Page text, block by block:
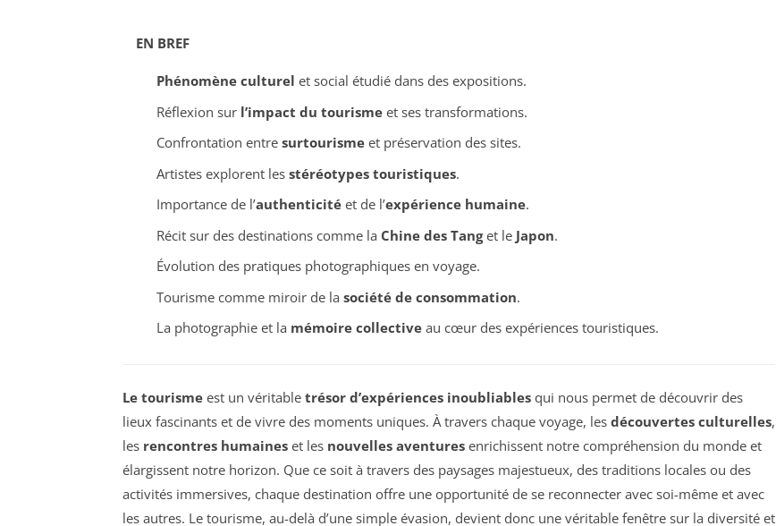
EN BREF
Phénomène culturel et social étudié dans des expositions.
Réflexion sur l’impact du tourismeet ses transformations.
Confrontation entre surtourismeet préservation des sites.
Artistes explorent les stéréotypes touristiques.
Importance de l’authenticitéet de l’expérience humaine.
Récit sur des destinations comme la Chine des Tanget le Japon.
Évolution des pratiques photographiques en voyage.
Tourisme comme miroir de la société de consommation.
La photographie et la mémoire collectiveau cœur des expériences touristiques.
Le tourisme est un véritable trésor d’expériences inoubliables qui nous permet de découvrir des
lieux fascinants et de vivre des moments uniques. À travers chaque voyage, les découvertes culturelles,
les rencontres humaines et les nouvelles aventures enrichissent notre compréhension du monde et
élargissent notre horizon. Que ce soit à travers des paysages majestueux, des traditions locales ou des
activités immersives, chaque destination offre une opportunité de se reconnecter avec soi-même et avec
les autres. Le tourisme, au-delà d’une simple évasion, devient donc une véritable fenêtre sur la diversité et